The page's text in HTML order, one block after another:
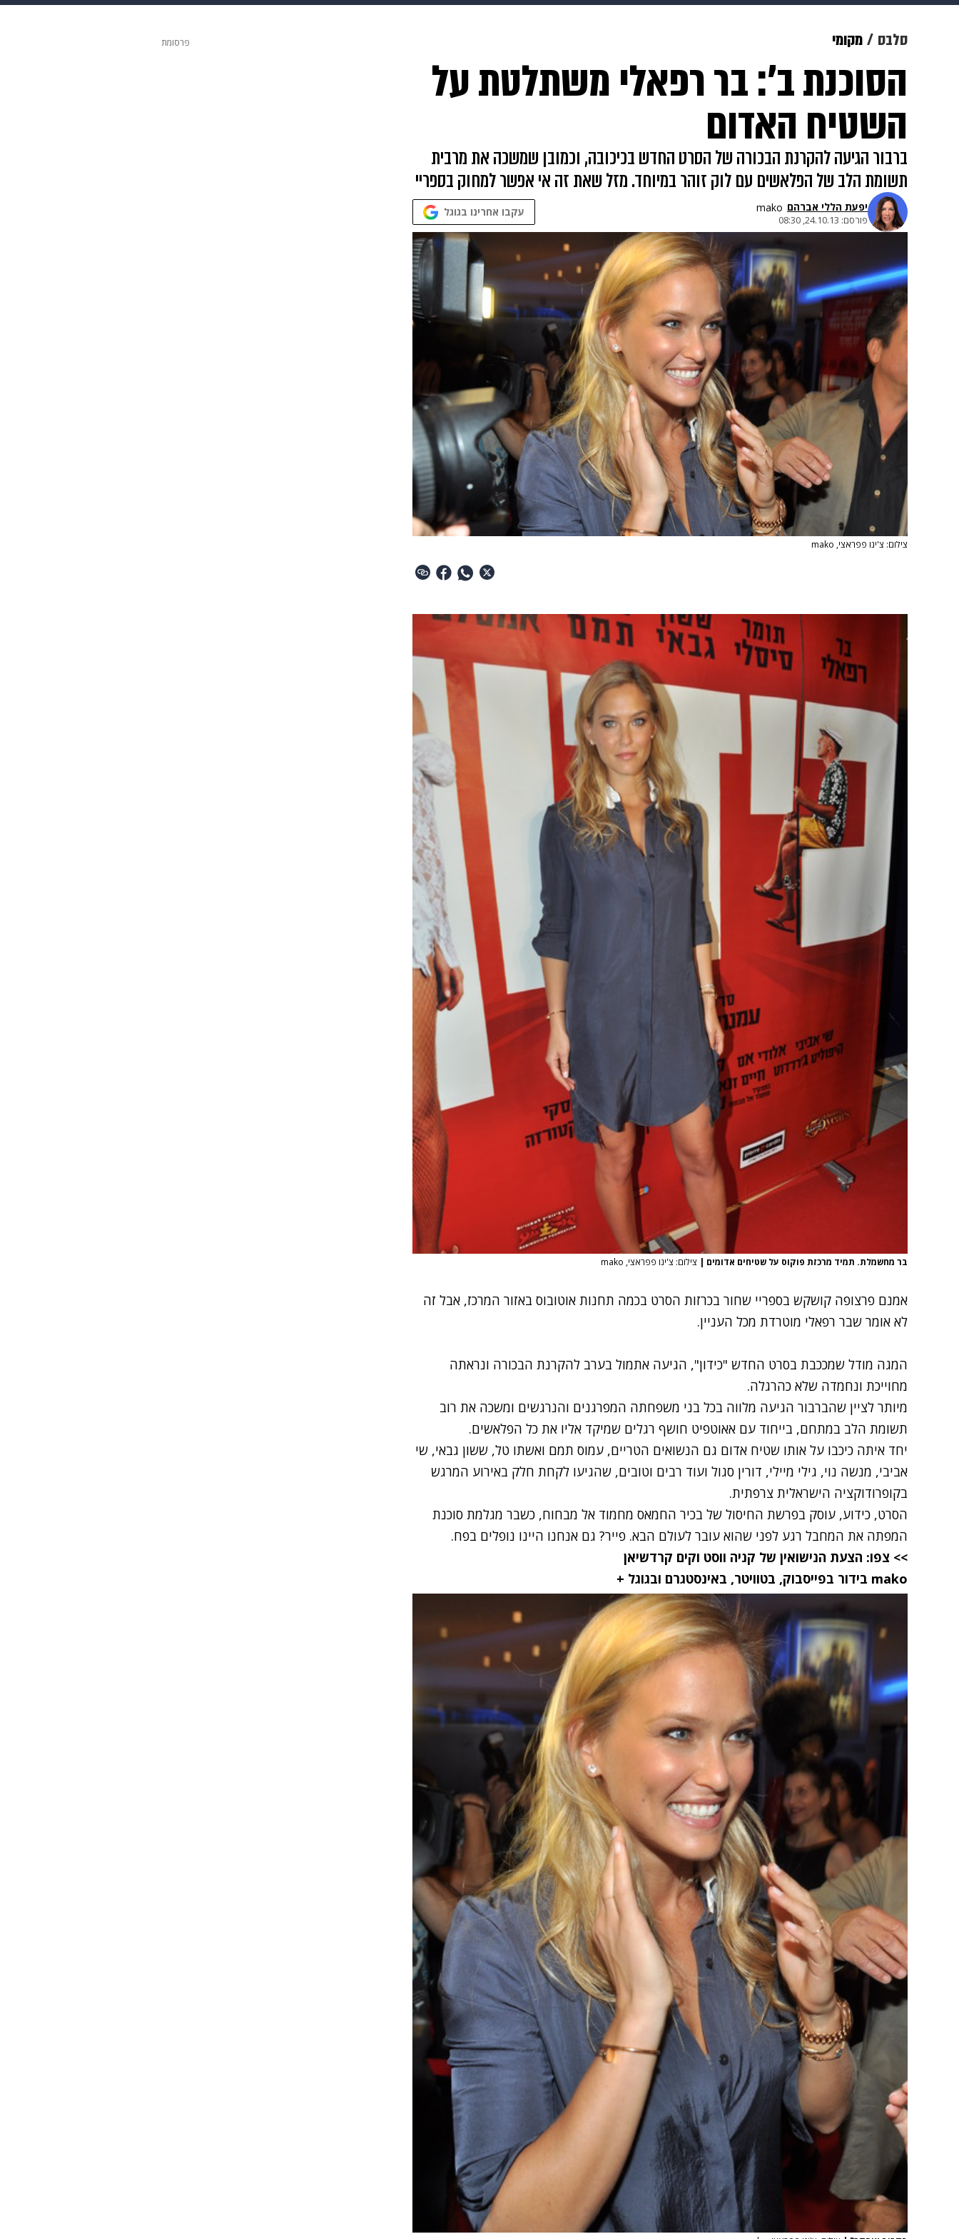
דיגיטל גאווה משפט תשעה חודשים מתכונים פרויקטים מיוחדים
סלבס מקומי
הסוכנת ב': בר רפאלי משתלטת על
השטיח האדום
ברבור הגיעה להקרנת הבכורה של הסרט החדש בכיכובה, וכמובן שמשכה את מרבית
תשומת הלב של הפלאשים עם לוק זוהר במיוחד. מזל שאת זה אי אפשר למחוק בספריי
יפעת הללי אברהם mako
פורסם: 24.10.13, 08:30
עקבו אחרינו בגוגל
צילום: צ'ינו פפראצי, mako
בר מחשמלת. תמיד מרכזת פוקוס על שטיחים אדומים | צילום: צ'ינו פפראצי, mako
אמנם פרצופה קושקש בספריי שחור בכרזות הסרט בכמה תחנות אוטובוס באזור המרכז, אבל זה
לא אומר שבר רפאלי מוטרדת מכל העניין.
המגה מודל שמככבת בסרט החדש "כידון", הגיעה אתמול בערב להקרנת הבכורה ונראתה
מחוייכת ונחמדה שלא כהרגלה.
מיותר לציין שהברבור הגיעה מלווה בכל בני משפחתה המפרגנים והנרגשים ומשכה את רוב
תשומת הלב במתחם, בייחוד עם אאוטפיט חושף רגלים שמיקד אליו את כל הפלאשים.
יחד איתה כיכבו על אותו שטיח אדום גם הנשואים הטריים, עמוס תמם ואשתו טל, ששון גבאי, שי
אביבי, מנשה נוי, גילי מיילי, דורין סגול ועוד רבים וטובים, שהגיעו לקחת חלק באירוע המרגש
בקופרודוקציה הישראלית צרפתית.
הסרט, כידוע, עוסק בפרשת החיסול של בכיר החמאס מחמוד אל מבחוח, כשבר מגלמת סוכנת
המפתה את המחבל רגע לפני שהוא עובר לעולם הבא. פייר? גם אנחנו היינו נופלים בפח.
>> צפו: הצעת הנישואין של קניה ווסט וקים קרדשיאן
mako בידור בפייסבוק, בטוויטר, באינסטגרם ובגוגל +
פרסומת